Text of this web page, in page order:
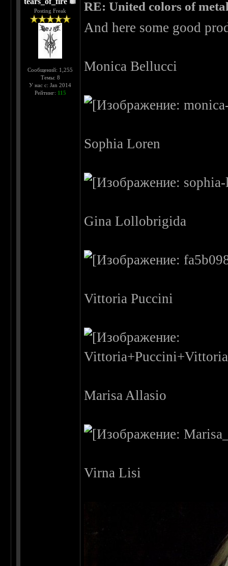
Posting Freak
Сообщений: 1,255
Темы: 8
У нас с: Jan 2014
Рейтинг: 115
RE: United colors of
And here some good
Monica Bellucci
Sophia Loren
Gina Lollobrigida
Vittoria Puccini
Marisa Allasio
Virna Lisi